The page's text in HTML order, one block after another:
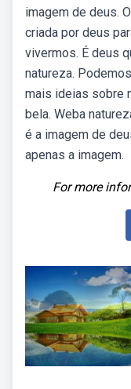
imagem de deus.
criada por deus
vivermos. É deus
natureza.
mais ideias sobre
bela. Weba
é a imagem de
apenas a imagem.
For more